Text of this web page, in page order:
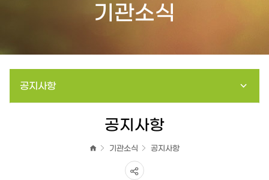
기관소식
공지사항
기관소식 공지사항
공지사항